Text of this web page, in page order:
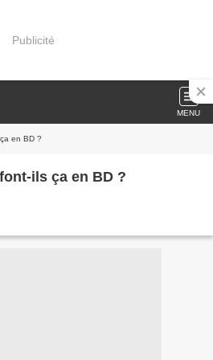
Publicité
MENU
en BD ?
ils ça en BD ?